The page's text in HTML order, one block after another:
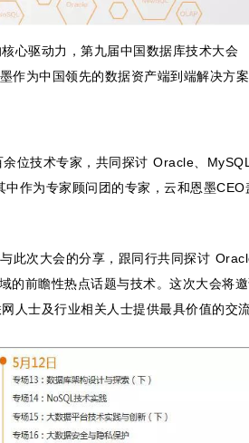
心驱动力，第九届中国数据库技术大会
作为中国领先的数据资产端到端解决方
位技术专家，共同探讨 Oracle、MySQL
作为专家顾问团的专家，云和恩墨CEO
此次大会的分享，跟同行共同探讨
的前瞻性热点话题与技术。这次大会将
人士及行业相关人士提供最具价值的交